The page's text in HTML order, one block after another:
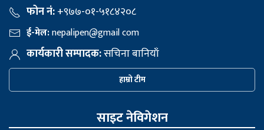
फोन नं:+९७७-०१-५१८४२०८
ई-मेल:nepalipen@gmail com
कार्यकारी सम्पादक:सचिना बानियाँ
हाम्रो टीम
साइट नेविगेशन